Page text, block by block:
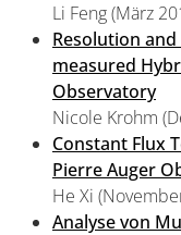
Li Feng (März
Resolution
measured
Observatory
Nicole Krohm
Constant Flux
Pierre Auger
He Xi
Analyse von